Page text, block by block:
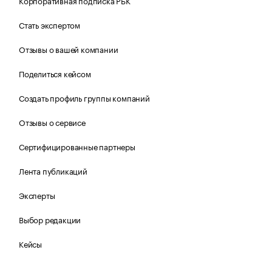
Стать экспертом
Отзывы о вашей компании
Поделиться кейсом
Создать профиль группы компаний
Отзывы о сервисе
Сертифицированные партнеры
Лента публикаций
Эксперты
Выбор редакции
Кейсы